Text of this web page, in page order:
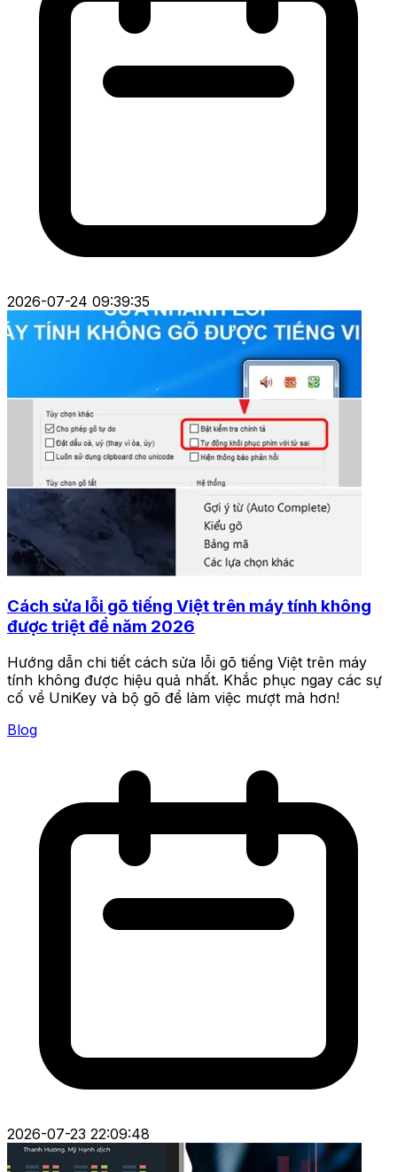
2026-07-24 09:39:35
Cách sửa lỗi gõ tiếng Việt trên máy tính không
được triệt để năm 2026
Hướng dẫn chi tiết cách sửa lỗi gõ tiếng Việt trên máy
tính không được hiệu quả nhất. Khắc phục ngay các sự
cố về UniKey và bộ gõ để làm việc mượt mà hơn!
Blog
2026-07-23 22:09:48